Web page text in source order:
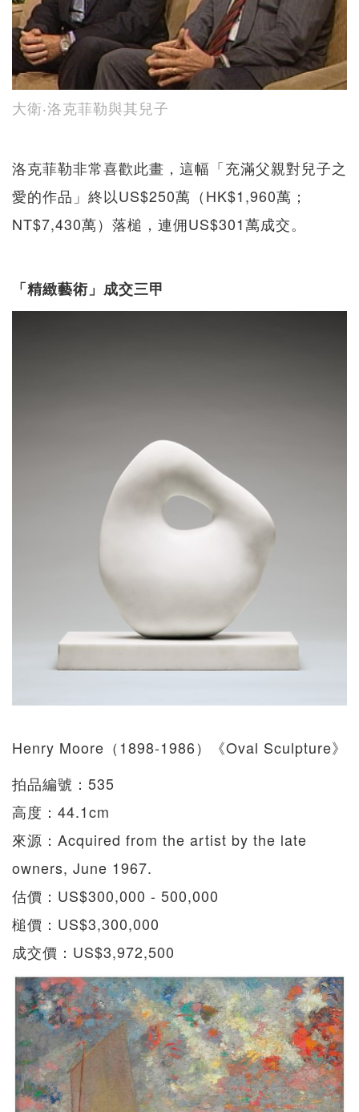
大衛‧洛克菲勒與其兒子
洛克菲勒非常喜歡此畫，這幅「充滿父親對兒子之
愛的作品」終以US$250萬（HK$1,960萬；
NT$7,430萬）落槌，連佣US$301萬成交。
「精緻藝術」成交三甲
Henry Moore（1898-1986）《Oval Sculpture》
拍品編號：535
高度：44.1cm
來源：Acquired from the artist by the late
owners, June 1967.
估價：US$300,000 - 500,000
槌價：US$3,300,000
成交價：US$3,972,500